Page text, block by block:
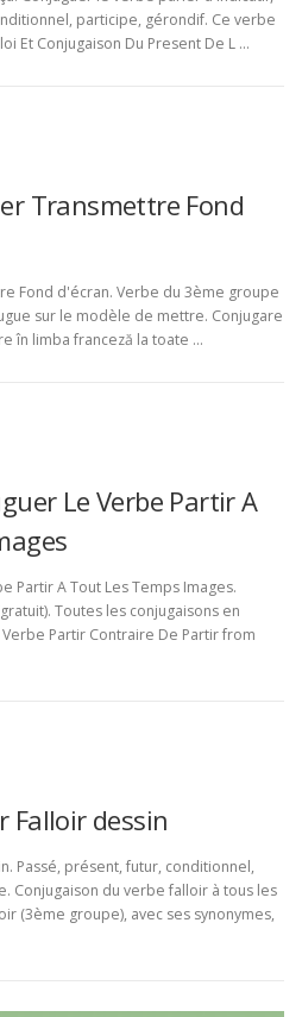
participe, gérondif. Ce verbe
Et Conjugaison Du Present De L …
Transmettre Fond
Fond d'écran. Verbe du 3ème groupe
sur le modèle de mettre. Conjugare
în limba franceză la toate …
Le Verbe Partir A
Partir A Tout Les Temps Images.
Toutes les conjugaisons en
Partir Contraire De Partir from
Falloir dessin
Passé, présent, futur, conditionnel,
Conjugaison du verbe falloir à tous les
(3ème groupe), avec ses synonymes,